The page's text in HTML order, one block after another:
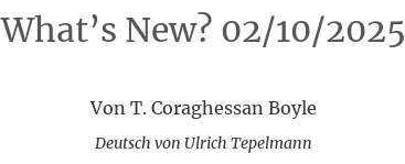
What’s New? 02/10/2025
Von T. Coraghessan Boyle
Deutsch von Ulrich Tepelmann